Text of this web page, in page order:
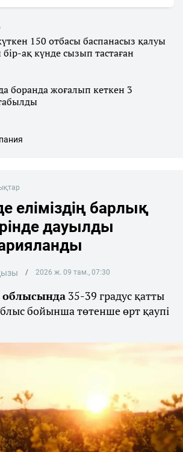
150 отбасы баспанасыз қалуы
ақ күнде сызып тастаған
боранда жоғалып кеткен 3
еліміздің барлық
дауылды
2026 ж. 09 там., 07:30
35-39 градус қатты
бойынша төтенше өрт қаупі